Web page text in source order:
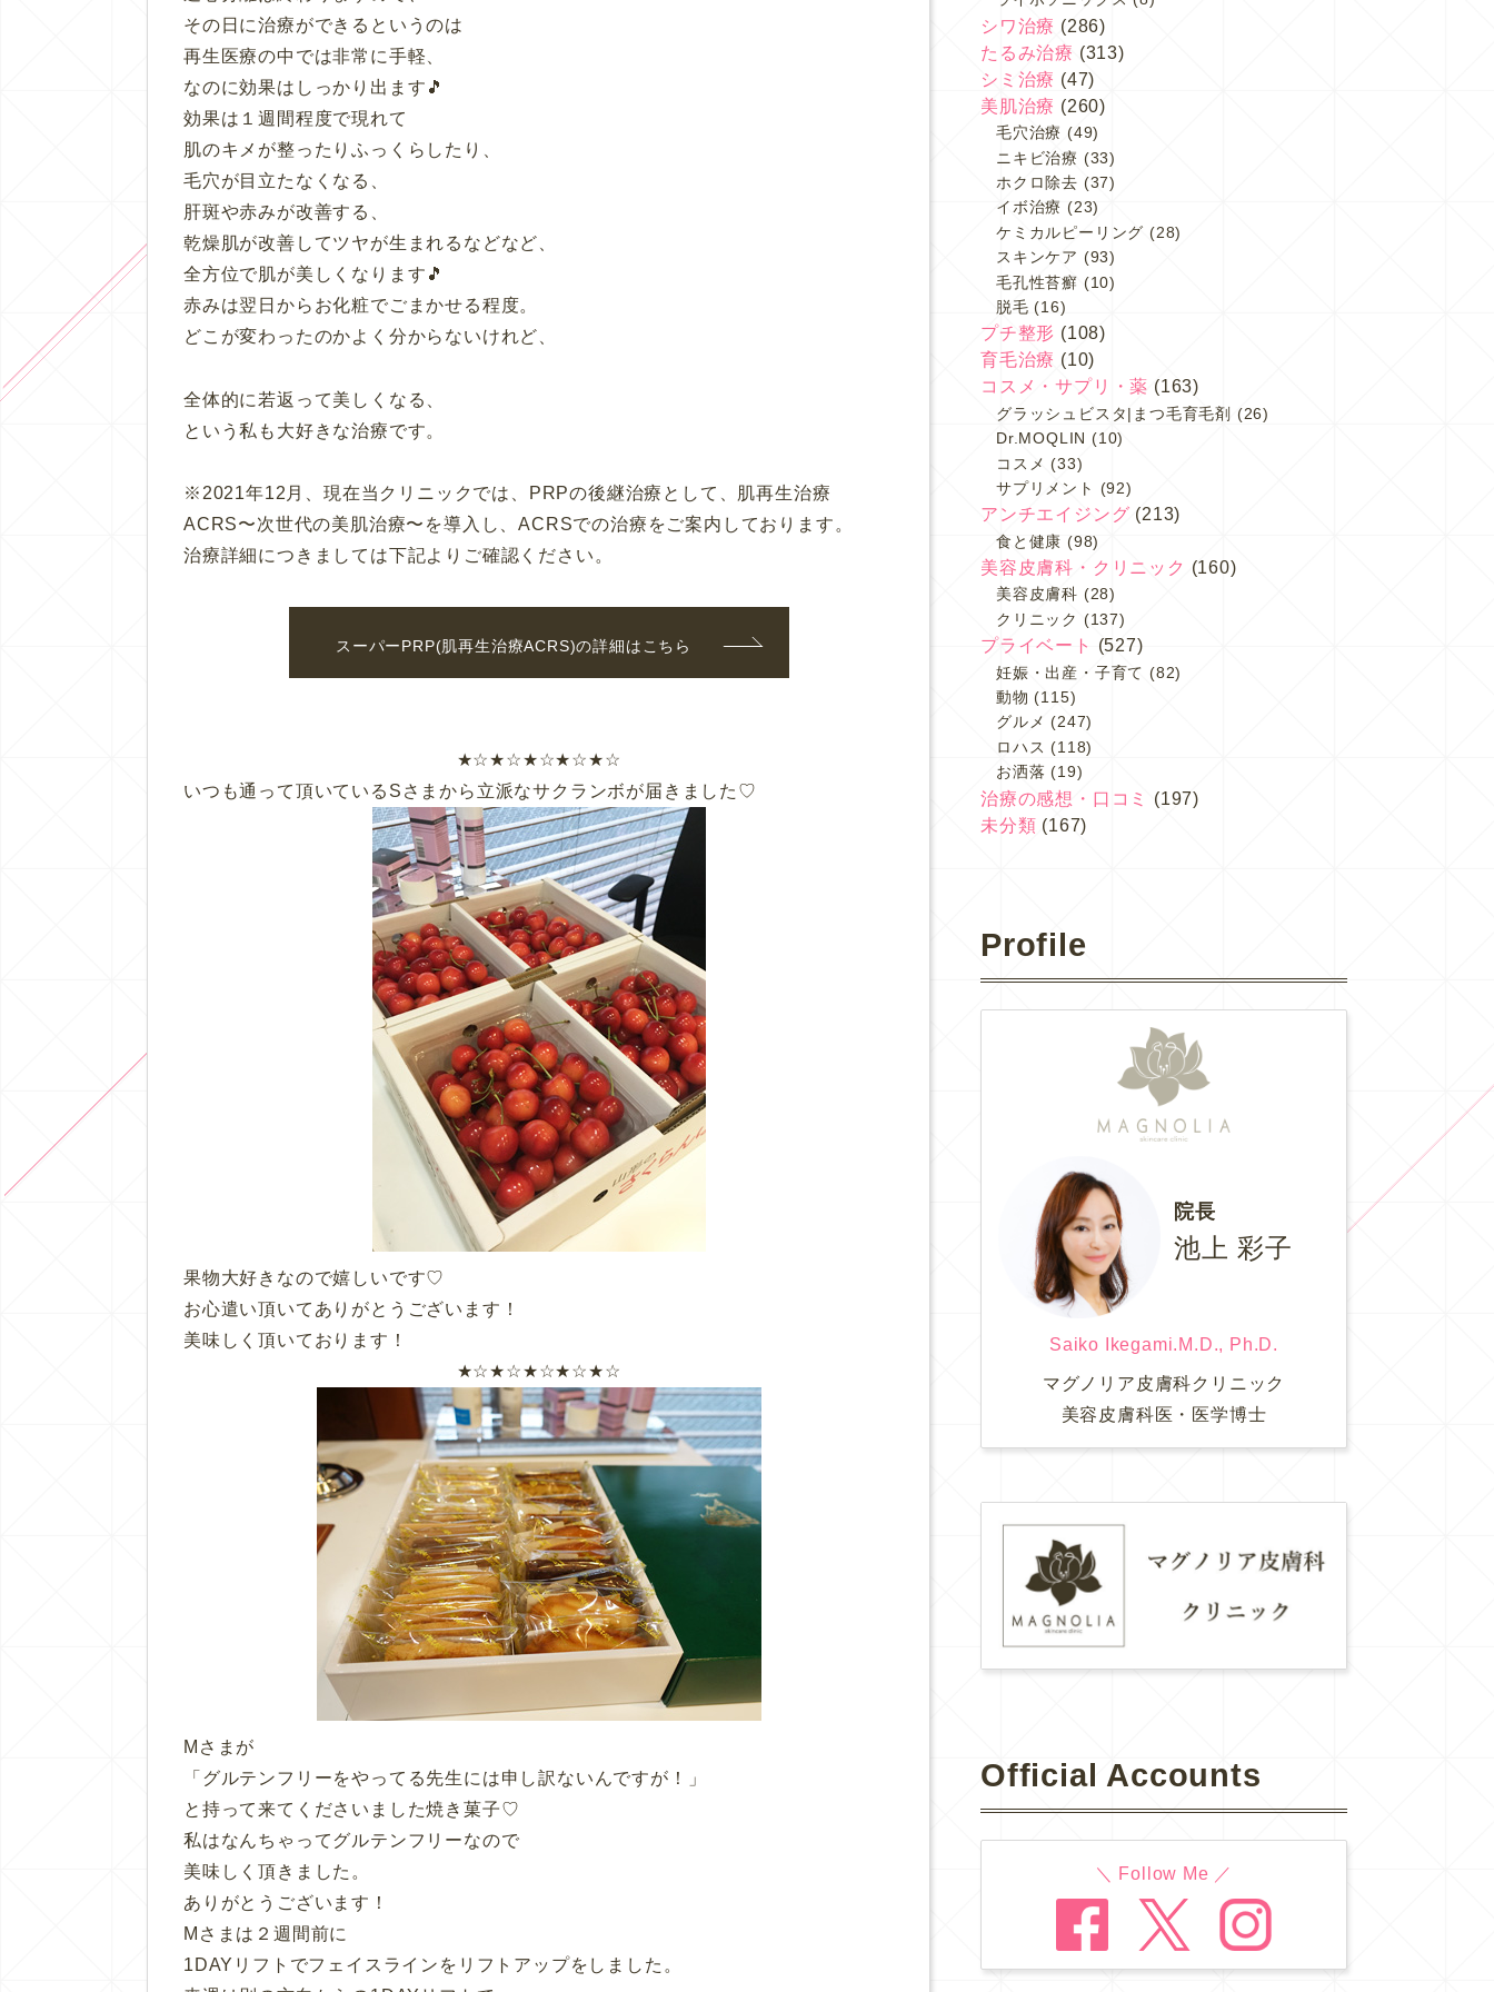
その日に治療ができるというのは
再生医療の中では非常に手軽、
なのに効果はしっかり出ます🎵
効果は１週間程度で現れて
肌のキメが整ったりふっくらしたり、
毛穴が目立たなくなる、
肝斑や赤みが改善する、
乾燥肌が改善してツヤが生まれるなどなど、
全方位で肌が美しくなります🎵
赤みは翌日からお化粧でごまかせる程度。
どこが変わったのかよく分からないけれど、
全体的に若返って美しくなる、
という私も大好きな治療です。
※2021年12月、現在当クリニックでは、PRPの後継治療として、 肌再生治療
ACRS〜次世代の美肌治療〜 を導入し、ACRSでの治療をご案内しております。
治療詳細につきましては下記よりご確認ください。
スーパーPRP(肌再生治療ACRS)の詳細はこちら
★☆★☆★☆★☆★☆
いつも通って頂いているSさまから立派なサクランボが届きました♡
果物大好きなので嬉しいです♡
お心遣い頂いてありがとうございます！
美味しく頂いております！
★☆★☆★☆★☆★☆
Mさまが
「グルテンフリーをやってる先生には申し訳ないんですが！」
と持って来てくださいました焼き菓子♡
私はなんちゃってグルテンフリーなので
美味しく頂きました。
ありがとうございます！
Mさまは２週間前に
1DAYリフトでフェイスラインをリフトアップをしました。
シワ治療 (286)
たるみ治療 (313)
シミ治療 (47)
美肌治療 (260)
毛穴治療 (49)
ニキビ治療 (33)
ホクロ除去 (37)
イボ治療 (23)
ケミカルピーリング (28)
スキンケア (93)
毛孔性苔癬 (10)
脱毛 (16)
プチ整形 (108)
育毛治療 (10)
コスメ・サプリ・薬 (163)
グラッシュビスタ|まつ毛育毛剤
(26)
Dr.MOQLIN (10)
コスメ (33)
サプリメント
(92)
アンチエイジング (213)
食と健康 (98)
美容皮膚科・クリニック (160)
美容皮膚科 (28)
クリニック (137)
プライベート (527)
妊娠・出産・子育て (82)
動物 (115)
グルメ (247)
ロハス (118)
お洒落 (19)
治療の感想・口コミ
(197)
未分類 (167)
Profile
院長
池上 彩子
Saiko Ikegami.M.D., Ph.D.
マグノリア皮膚科クリニック
美容皮膚科医・医学博士
Official Accounts
＼ Follow Me ／